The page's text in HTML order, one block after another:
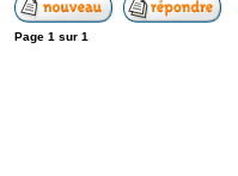
Page 1 sur 1